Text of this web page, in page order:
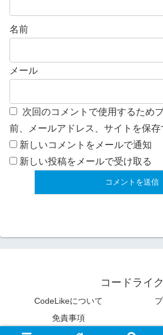
名前
メール
次回のコメントで使用するため
前、メールアドレス、サイトを保存
新しいコメントをメールで通知
新しい投稿をメールで受け取る
コードライク
CodeLikeについて
免責事項